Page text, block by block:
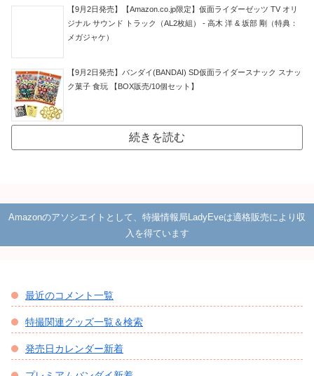
今週の人気記事
【8/21予約開始】「SUPER BEST」仮
面ライダーゼロワン、ビルド、ジオ